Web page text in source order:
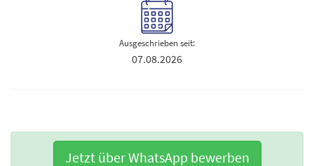
Ausgeschrieben seit:
07.08.2026
Jetzt über WhatsApp bewerben